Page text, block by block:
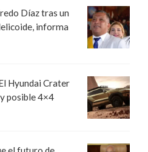
Díaz tras un
informa
Hyundai Crater
posible 4×4